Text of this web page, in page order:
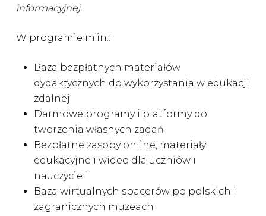
informacyjnej.
W programie m.in.:
Baza bezpłatnych materiałów
dydaktycznych do wykorzystania w edukacji
zdalnej
Darmowe programy i platformy do
tworzenia własnych zadań
Bezpłatne zasoby online, materiały
edukacyjne i wideo dla uczniów i
nauczycieli
Baza wirtualnych spacerów po polskich i
zagranicznych muzeach